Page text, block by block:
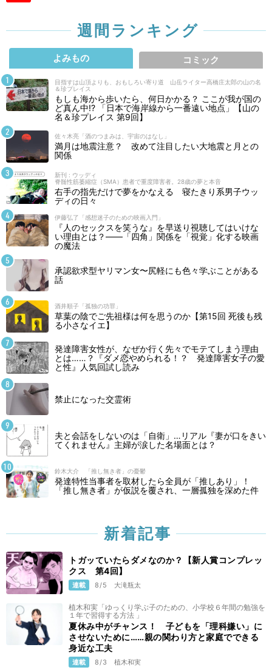
週間ランキング
よみもの コミック
目指すは山頂よりも、おもしろい寄り道 山岳ライター高橋庄太郎の山の名
＆珍プレイス
もしも海から歩いたら、何日かかる？ ここが我が国の
ど真ん中!? 「日本で海岸線から一番遠い地点」【山の
名＆珍プレイス 第9回】
佐々木亮「酒のつまみは、宇宙のはなし」
満月は地震注意？ 改めて注目したい大地震と月との
関係
新刊 : ウッディ
脊髄性筋萎縮症（SMA）患者で重度障害者。28歳の夢と本音
右手の指先だけで夢をかなえる 寝たきり系男子ウッ
ディの日々
伊藤弘了「感想迷子のための映画入門」
『人のセックスを笑うな』を早送り視聴してはいけな
い理由とは？――「四角」関係を「視覚」化する映画
の魔法
承認欲求型ヤリマン女〜尻軽にも色々学ぶことがある
話
酒井順子「孤独の功罪」
草葉の陰でご先祖様は何を思うのか【第15回 死後も残
る小さなイエ】
発達障害女性が、なぜか行く先々でモテてしまう理由
とは……？『ダメ恋やめられる！？ 発達障害女子の愛
と性』人気回試し読み
禁止になった交霊術
夫と会話をしないのは「自衛」…リアル『妻が口をきい
てくれません』主婦が涙した名場面とは？
鈴木大介 「推し無き者」の憂鬱
発達特性当事者を取材したら全員が「推しあり」！
「推し無き者」が仮説を覆され、一層孤独を深めた件
新着記事
トガッていたらダメなのか？【新人賞コンプレッ
クス 第4回】
連載 8/5 大滝瓶太
植木和実「ゆっくり学ぶ子のための、小学校６年間の勉強を
１年で習得する方法 」
夏休み中がチャンス！ 子どもを「理科嫌い」に
させないために……親の関わり方と家庭でできる
身近な工夫
連載 8/3 植木和実